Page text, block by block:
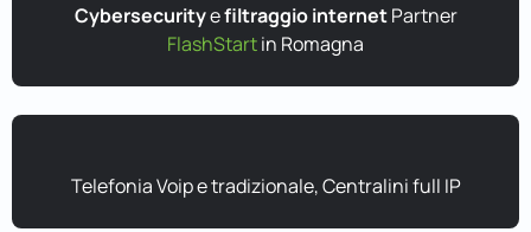
Cybersecurityefiltraggio internetPartner
FlashStartin Romagna
Telefonia Voip e tradizionale, Centralini full IP